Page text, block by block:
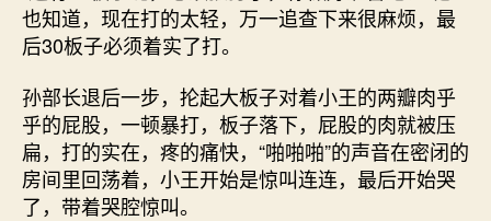
也知道，现在打的太轻，万一追查下来很麻烦，最
后30板子必须着实了打。
孙部长退后一步，抡起大板子对着小王的两瓣肉乎
乎的屁股，一顿暴打，板子落下，屁股的肉就被压
扁，打的实在，疼的痛快，“啪啪啪”的声音在密闭的
房间里回荡着，小王开始是惊叫连连，最后开始哭
了，带着哭腔惊叫。